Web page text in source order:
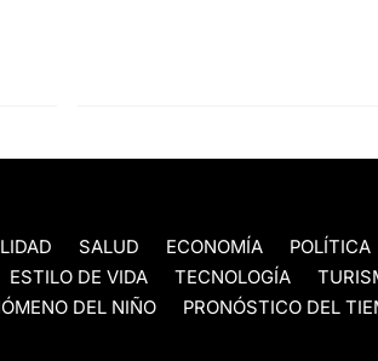
SALUD ECONOMÍA POLÍTICA
ESTILO DE VIDA TECNOLOGÍA
DEL NIÑO PRONÓSTICO DEL